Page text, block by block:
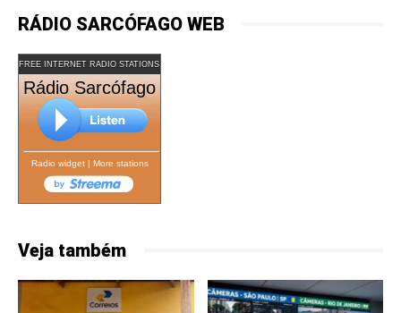
RÁDIO SARCÓFAGO WEB
FREE INTERNET RADIO STATIONS
Rádio Sarcófago
Radio widget| More stations
Veja também